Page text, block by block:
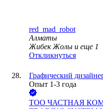
red_mad_robot
Алматы
Жибек Жолы и еще 1
Откликнуться
Графический
Опыт 1-3 года
ТОО ЧАСТНАЯ